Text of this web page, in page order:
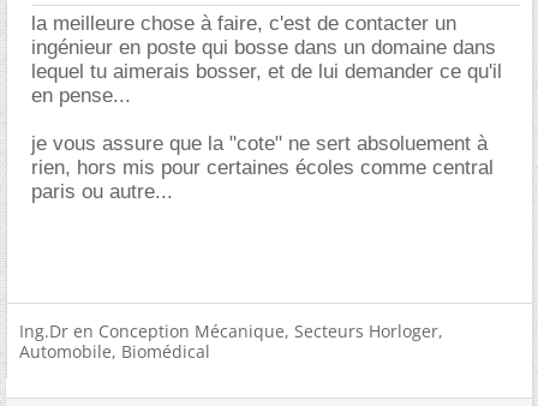
la meilleure chose à faire, c'est de contacter un
ingénieur en poste qui bosse dans un domaine dans
lequel tu aimerais bosser, et de lui demander ce qu'il
en pense...
je vous assure que la "cote" ne sert absoluement à
rien, hors mis pour certaines écoles comme central
paris ou autre...
Ing.Dr en Conception Mécanique, Secteurs Horloger,
Automobile, Biomédical